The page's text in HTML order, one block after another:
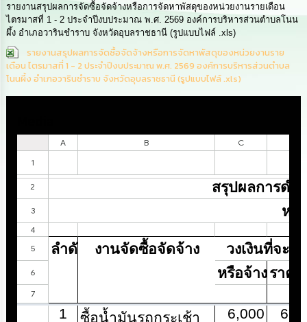
การ
เงิน
การ
คลัง
No
การ
ดำเนิน
การ
เพื่อ
ป้องกัน
การ
ทุจริต
มาตรการ
ส่ง
เสริม
คุณธรรม
รายงานสรุปผลการจัดซื้อจัดจ้างหรือการจัดหาพัสดุของหน่วยงานรายเดือน
ไตรมาสที่ 1 - 2 ประจำปีงบประมาณ พ.ศ. 2569 องค์การบริหารส่วนตำบลโนน
ผึ้ง อำเภอวารินชำราบ จังหวัดอุบลราชธานี (รูปแบบไฟล์ .xls)
รายงานสรุปผลการจัดซื้อจัดจ้างหรือการจัดหาพัสดุของหน่วยงานราย
เดือน ไตรมาสที่ 1 - 2 ประจำปีงบประมาณ พ.ศ. 2569 องค์การบริหารส่วนตำบล
โนนผึ้ง อำเภอวารินชำราบ จังหวัดอุบลราชธานี (รูปแบบไฟล์ .xls)